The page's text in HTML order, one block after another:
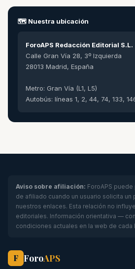
🗺️ Nuestra ubicación
ForoAPS Redacción Editorial S.L.
Calle Gran Vía 28, 3º Izquierda
28013 Madrid, España
Metro: Gran Vía (L1, L5)
Autobús: líneas 1, 2, 44, 74, 133,
Aviso sobre afiliación: ForoAPS
de afiliado cuando un usuario solicita un
nuestros enlaces. Esta relación no
editoriales. Información orientativa —
condiciones actuales en la web de cada
F ForoAPS